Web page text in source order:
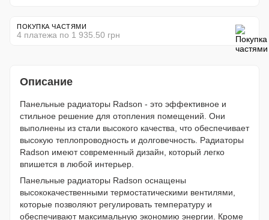
ПОКУПКА ЧАСТЯМИ
4 платежа по 1 935.50 грн
Описание
Панельные радиаторы Radson - это эффективное и
стильное решение для отопления помещений. Они
выполнены из стали высокого качества, что обеспечивает
высокую теплопроводность и долговечность. Радиаторы
Radson имеют современный дизайн, который легко
впишется в любой интерьер.
Панельные радиаторы Radson оснащены
высококачественными термостатическими вентилями,
которые позволяют регулировать температуру и
обеспечивают максимальную экономию энергии. Кроме